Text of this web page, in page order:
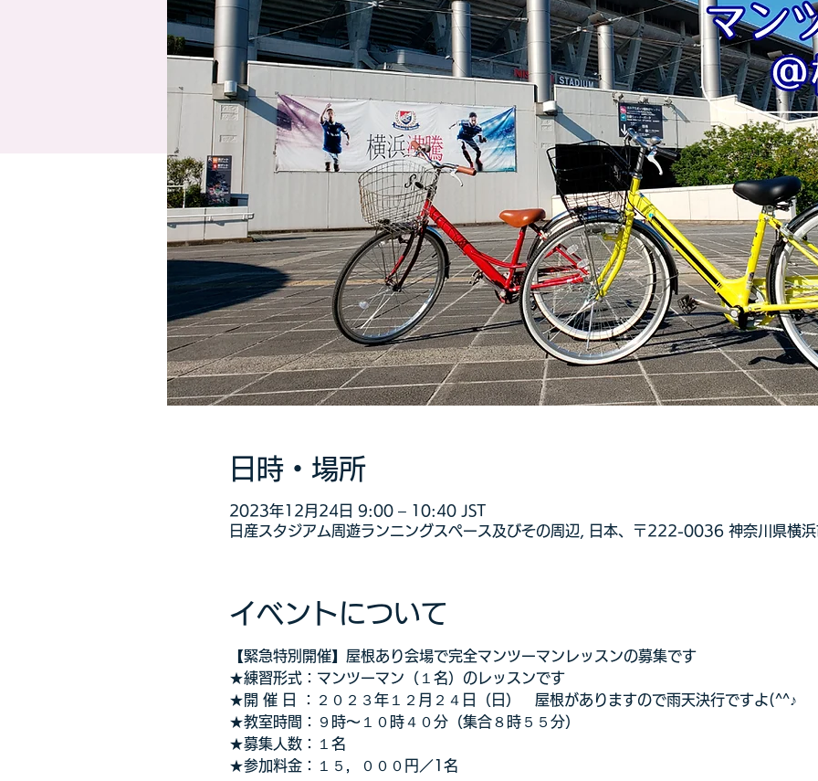
日時・場所
2023年12月24日 9:00 – 10:40 JST
日産スタジアム周遊ランニングスペース及びその周辺, 日本、〒222-0036 神奈川県横浜
イベントについて
【緊急特別開催】屋根あり会場で完全マンツーマンレッスンの募集です
★練習形式：マンツーマン（１名）のレッスンです
★開 催 日 ：２０２３年１２月２４日（日）　屋根がありますので雨天決行ですよ(^^♪
★教室時間：９時～１０時４０分（集合８時５５分）
★募集人数：１名
★参加料金：１５，０００円／1名